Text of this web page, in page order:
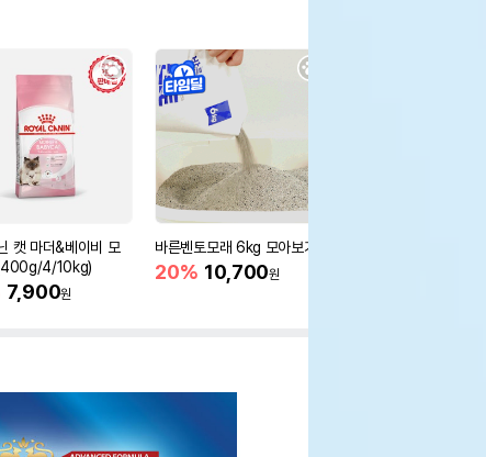
캣 마더&베이비 모
4/10kg)
7,900원
바른벤토모래 6kg 모아보기
20% 10,700원